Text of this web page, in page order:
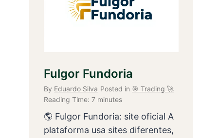
Fulgor Fundoria
By Eduardo Silva Posted in 🎯 Trading 🚀
Reading Time: 7 minutes
🌎 Fulgor Fundoria: site oficial A
plataforma usa sites diferentes,